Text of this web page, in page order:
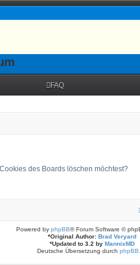
FAQ
des Boards löschen möchtest?
Powered by phpBB® Forum Software ©
*Original Author: Brad Veryard
*Updated to 3.2 by MannixMD
Deutsche Übersetzung durch